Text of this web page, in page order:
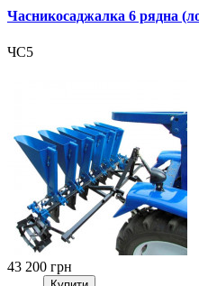
Часникосаджалка 6 рядна
ЧС5
43 200 грн